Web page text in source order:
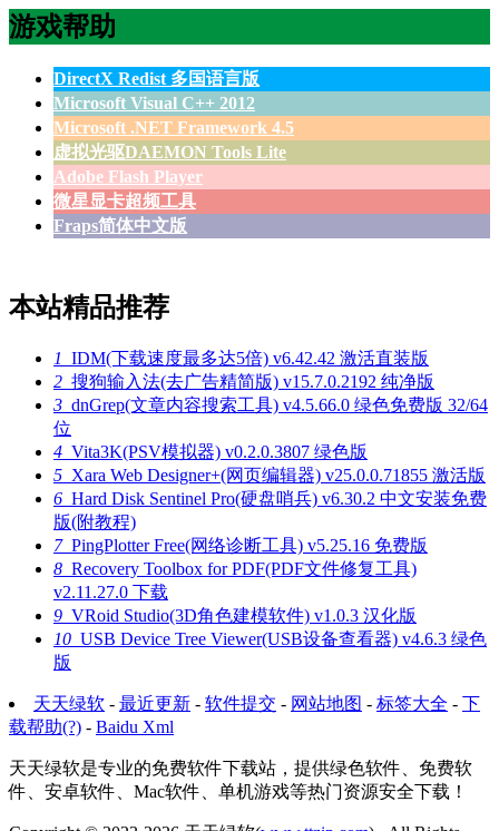
游戏帮助
DirectX Redist 多国语言版
Microsoft Visual C++ 2012
Microsoft .NET Framework 4.5
虚拟光驱DAEMON Tools Lite
Adobe Flash Player
微星显卡超频工具
Fraps简体中文版
本站精品推荐
1 IDM(下载速度最多达5倍) v6.42.42 激活直装版
2 搜狗输入法(去广告精简版) v15.7.0.2192 纯净版
3 dnGrep(文章内容搜索工具) v4.5.66.0 绿色免费版 32/64
位
4 Vita3K(PSV模拟器) v0.2.0.3807 绿色版
5 Xara Web Designer+(网页编辑器) v25.0.0.71855 激活版
6 Hard Disk Sentinel Pro(硬盘哨兵) v6.30.2 中文安装免费
版(附教程)
7PingPlotter Free(网络诊断工具) v5.25.16 免费版
8 Recovery Toolbox for PDF(PDF文件修复工具)
v2.11.27.0 下载
9 VRoid Studio(3D角色建模软件) v1.0.3 汉化版
10 USB Device Tree Viewer(USB设备查看器) v4.6.3 绿色
版
天天绿软 - 最近更新 - 软件提交 - 网站地图 - 标签大全 - 下
载帮助(?) - Baidu Xml
天天绿软是专业的免费软件下载站，提供绿色软件、免费软
件、安卓软件、Mac软件、单机游戏等热门资源安全下载！